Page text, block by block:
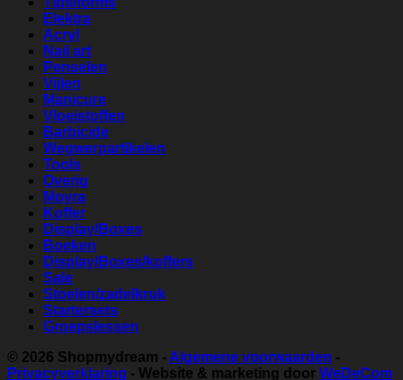
Elektra
Acryl
Nail art
Penselen
Vijlen
Manicure
Vloeistoffen
Barbicide
Wegwerpartikelen
Tools
Overig
Moyra
Koffer
Display/Boxes
Boeken
Display/Boxes/koffers
Sale
Stoelen/zadelkruk
Startersets
Groepslessen
© 2026 Shopmydream - Algemene voorwaarden -
Privacyverklaring - Website & marketing door WeDeCom